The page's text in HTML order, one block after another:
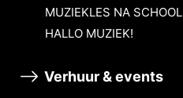
MUZIEKLES NA SCHOOL
HALLO MUZIEK!
Verhuur & events